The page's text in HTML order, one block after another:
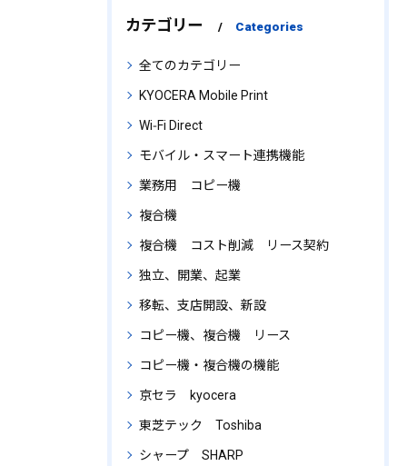
カテゴリー Categories
全てのカテゴリー
KYOCERA Mobile Print
Wi‑Fi Direct
モバイル・スマート連携機能
業務用 コピー機
複合機
複合機 コスト削減 リース契約
独立、開業、起業
移転、支店開設、新設
コピー機、複合機 リース
コピー機・複合機の機能
京セラ kyocera
東芝テック Toshiba
シャープ SHARP